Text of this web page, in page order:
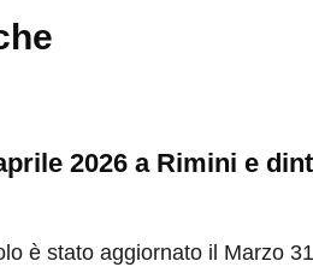
2026 a Rimini e
è stato aggiornato il Marzo